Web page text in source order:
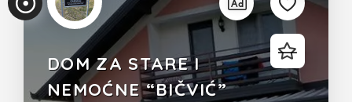
DOM ZA STARE I
NEMOĆNE “BIČVIĆ”